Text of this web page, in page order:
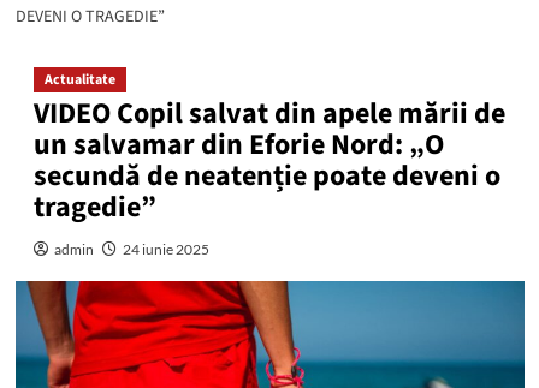
DEVENI O TRAGEDIE”
Actualitate
VIDEO Copil salvat din apele mării de
un salvamar din Eforie Nord: „O
secundă de neatenție poate deveni o
tragedie”
admin 24 iunie 2025